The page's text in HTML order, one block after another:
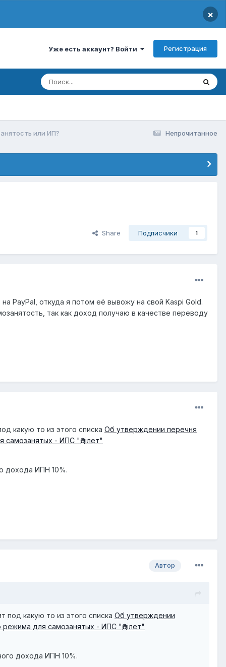
×
Уже есть аккаунт? Войти Регистрация
Непрочитанное
или ИП?
Share Подписчики 1
PayPal, откуда я потом её вывожу на свой Kaspi Gold.
так как доход получаю в качестве переводу
какую то из этого списка Об утверждении перечня
- ИПС "Әділет"
дохода ИПН 10%.
Автор
под какую то из этого списка Об утверждении
для самозанятых - ИПС "Әділет"
дохода ИПН 10%.